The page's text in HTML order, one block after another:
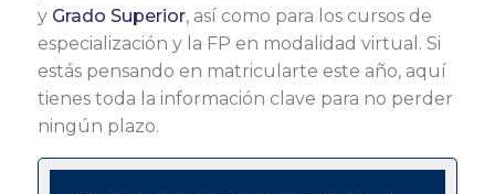
y Grado Superior, así como para los cursos de
especialización y la FP en modalidad virtual. Si
estás pensando en matricularte este año, aquí
tienes toda la información clave para no perder
ningún plazo.